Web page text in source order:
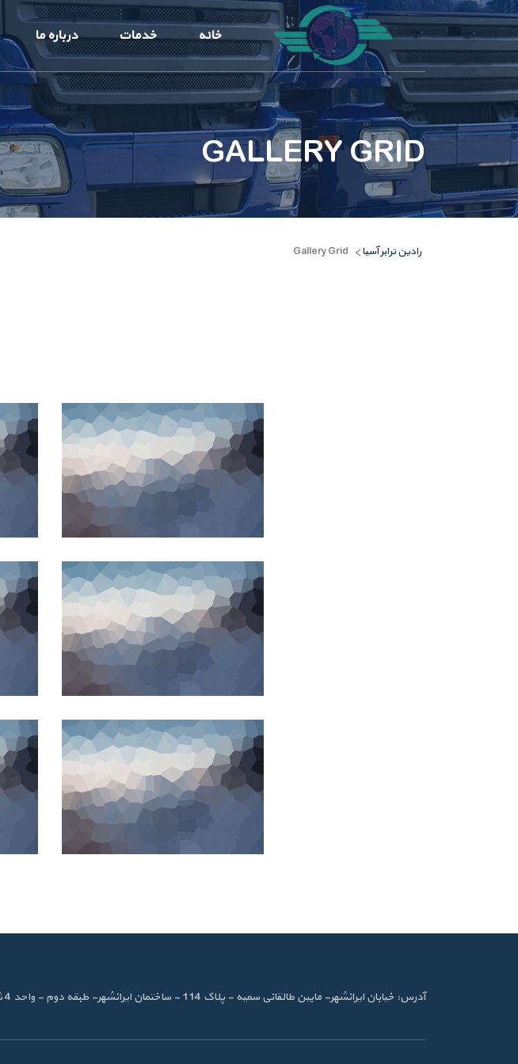
خانه خدمات درباره ما
GALLERY GRID
رادین ترابر آسیا>
Gallery Grid
آدرس: خیابان ایرانشهر- مابین طالقانی سمیه - پلاک 114 - ساختمان ایرانشهر- طبقه دوم - واحد 4 شماره تماس:88820346 - 8882113- 88340188- فکس : 88342718